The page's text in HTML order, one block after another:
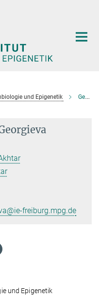
und Epigenetik Georgieva, Karina
freiburg.mpg.de
und Epigenetik